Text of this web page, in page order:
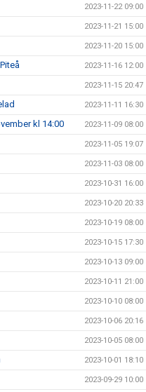
2023-11-22 09:00
2023-11-21 15:00
2023-11-20 15:00
2023-11-16 12:00
2023-11-15 20:47
2023-11-11 16:30
kl 14:00 2023-11-09 08:00
2023-11-05 19:07
2023-11-03 08:00
2023-10-31 16:00
2023-10-20 20:33
2023-10-19 08:00
2023-10-15 17:30
2023-10-13 09:00
2023-10-11 21:00
2023-10-10 08:00
2023-10-06 20:16
2023-10-05 08:00
2023-10-01 18:10
2023-09-29 10:00